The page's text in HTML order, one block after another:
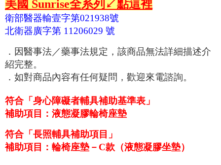
購物流程
會員專區
常見問題
折價券、紅利說明
美國 Sunrise全系列↙點這裡
衛部醫器輸壹字第021938號
北衛器廣字第 11206029 號
．因醫事法／藥事法規定，該商品無法詳細描述介
紹完整。
．如對商品內容有任何疑問，歡迎來電諮詢。
符合「身心障礙者輔具補助基準表」
補助項目：液態凝膠輪椅座墊
符合「長照輔具補助項目」
補助項目：輪椅座墊－C款（液態凝膠坐墊）